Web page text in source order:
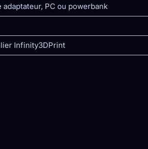
PC ou powerbank
Infinity3DPrint